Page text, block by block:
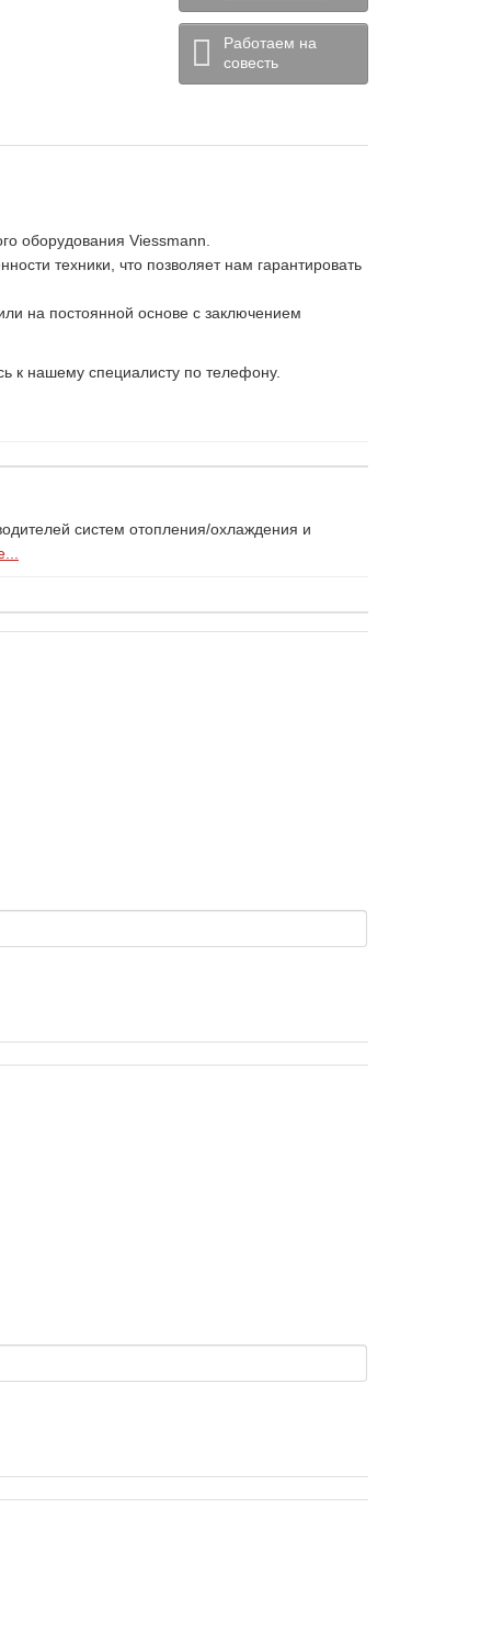
Работаем на
совесть
оборудования Viessmann.
техники, что позволяет нам гарантировать
на постоянной основе с заключением
к нашему специалисту по телефону.
систем отопления/охлаждения и